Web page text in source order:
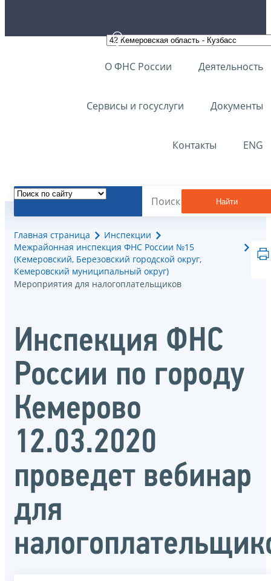
О ФНС России Деятельность
Сервисы и госуслуги Документы
Контакты ENG
Найти
Главная страница
Инспекции
Межрайонная инспекция ФНС России №15
(Кемеровский, Березовский городской округ,
Кемеровский муниципальный округ)
Мероприятия для налогоплательщиков
Инспекция ФНС
России по городу
Кемерово
12.03.2020
проведет вебинар
для